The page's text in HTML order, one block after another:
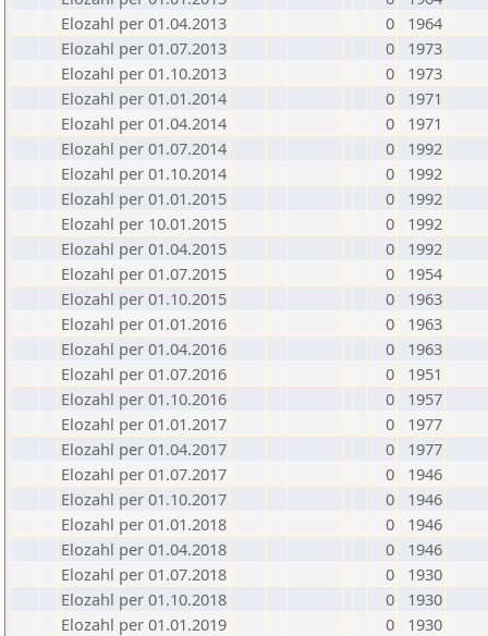
Elozahl per 01.04.2013
0
1964
Elozahl per 01.07.2013
0
1973
Elozahl per 01.10.2013
0
1973
Elozahl per 01.01.2014
0
1971
Elozahl per 01.04.2014
0
1971
Elozahl per 01.07.2014
0
1992
Elozahl per 01.10.2014
0
1992
Elozahl per 01.01.2015
0
1992
Elozahl per 10.01.2015
0
1992
Elozahl per 01.04.2015
0
1992
Elozahl per 01.07.2015
0
1954
Elozahl per 01.10.2015
0
1963
Elozahl per 01.01.2016
0
1963
Elozahl per 01.04.2016
0
1963
Elozahl per 01.07.2016
0
1951
Elozahl per 01.10.2016
0
1957
Elozahl per 01.01.2017
0
1977
Elozahl per 01.04.2017
0
1977
Elozahl per 01.07.2017
0
1946
Elozahl per 01.10.2017
0
1946
Elozahl per 01.01.2018
0
1946
Elozahl per 01.04.2018
0
1946
Elozahl per 01.07.2018
0
1930
Elozahl per 01.10.2018
0
1930
Elozahl per 01.01.2019
0
1930